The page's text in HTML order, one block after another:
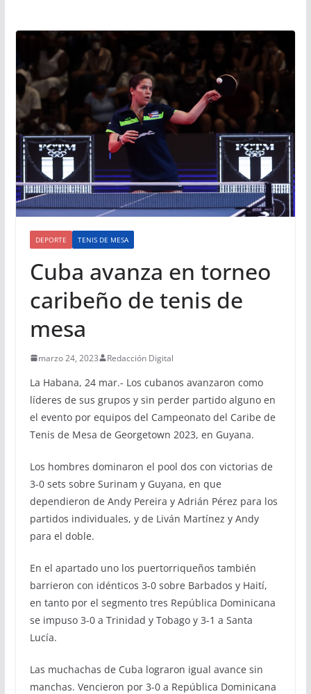
DEPORTE TENIS DE MESA
Cuba avanza en torneo
caribeño de tenis de
mesa
marzo 24, 2023 Redacción Digital
La Habana, 24 mar.- Los cubanos avanzaron como
líderes de sus grupos y sin perder partido alguno en
el evento por equipos del Campeonato del Caribe de
Tenis de Mesa de Georgetown 2023, en Guyana.
Los hombres dominaron el pool dos con victorias de
3-0 sets sobre Surinam y Guyana, en que
dependieron de Andy Pereira y Adrián Pérez para los
partidos individuales, y de Liván Martínez y Andy
para el doble.
En el apartado uno los puertorriqueños también
barrieron con idénticos 3-0 sobre Barbados y Haití,
en tanto por el segmento tres República Dominicana
se impuso 3-0 a Trinidad y Tobago y 3-1 a Santa
Lucía.
Las muchachas de Cuba lograron igual avance sin
manchas. Vencieron por 3-0 a República Dominicana